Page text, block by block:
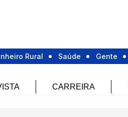
Rural Saúde Gente
CARREIRA